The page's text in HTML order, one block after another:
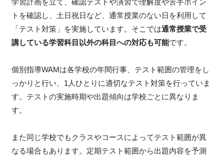
学習計画を立て、確認テストや演習で理解度や苦手ポイン
トを確認し、土日祝日など、通常授業のない日を利用して
「テスト対策」を実施しています。そこでは通常授業で受
講している学習科目以外の科目への対応も可能です。
個別指導WAMは各学校の年間行事、テスト範囲の管理をし
っかりと行い、1人ひとりに適切なテスト対策を行っていま
す。テストの実施時期や出題傾向は学校ごとに異なりま
す。
また同じ学校でもクラスやコースによってテスト範囲が異
なる場合もあります。定期テスト範囲から出題内容を予測